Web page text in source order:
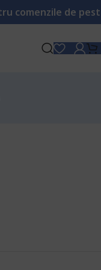
de peste 1000